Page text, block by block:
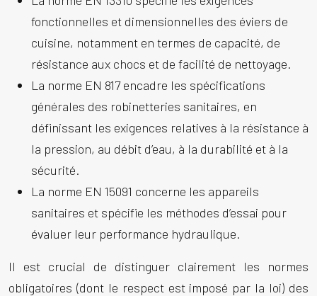
fonctionnelles et dimensionnelles des éviers de
cuisine, notamment en termes de capacité, de
résistance aux chocs et de facilité de nettoyage.
La norme EN 817 encadre les spécifications
générales des robinetteries sanitaires, en
définissant les exigences relatives à la résistance à
la pression, au débit d’eau, à la durabilité et à la
sécurité.
La norme EN 15091 concerne les appareils
sanitaires et spécifie les méthodes d’essai pour
évaluer leur performance hydraulique.
Il est crucial de distinguer clairement les normes
obligatoires (dont le respect est imposé par la loi) des